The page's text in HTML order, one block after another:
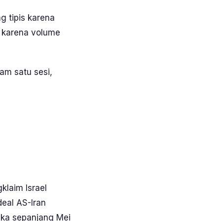
tipis karena
volume
satu sesi,
Israel
AS-Iran
sepanjang Mei